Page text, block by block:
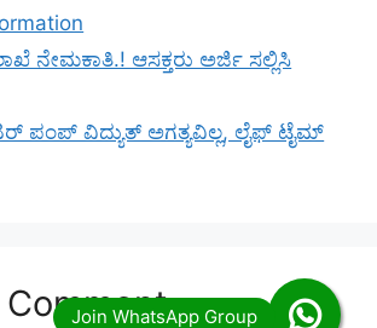
ನೇಮಕಾತಿ.! ಆಸಕ್ತರು ಅರ್ಜಿ ಸಲ್ಲಿಸಿ
ಪಂಪ್ ವಿದ್ಯುತ್ ಅಗತ್ಯವಿಲ್ಲ, ಲೈಫ್ ಟೈಮ್
Comment